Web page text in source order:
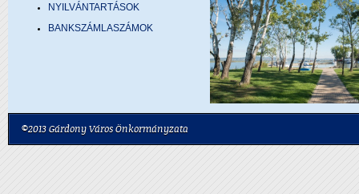
NYILVÁNTARTÁSOK
BANKSZÁMLASZÁMOK
©2013 Gárdony Város Önkormányzata